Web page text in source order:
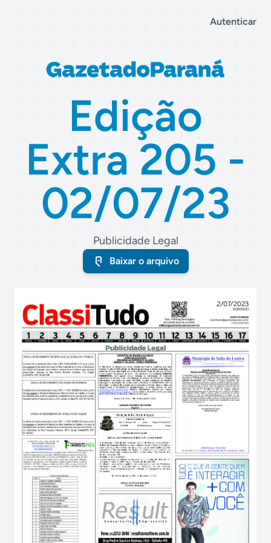
Autenticar
Edição
Extra 205 -
02/07/23
Publicidade Legal
Baixar o arquivo